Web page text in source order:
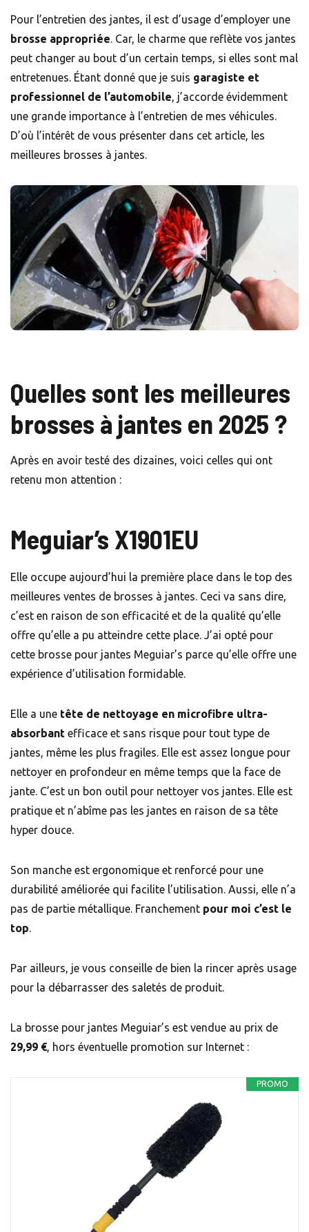
Pour l’entretien des jantes, il est d’usage d’employer une
brosse appropriée. Car, le charme que reflète vos jantes
peut changer au bout d’un certain temps, si elles sont mal
entretenues. Étant donné que je suis garagiste et
professionnel de l’automobile, j’accorde évidemment
une grande importance à l’entretien de mes véhicules.
D’où l’intérêt de vous présenter dans cet article, les
meilleures brosses à jantes.
Quelles sont les meilleures
brosses à jantes en 2025 ?
Après en avoir testé des dizaines, voici celles qui ont
retenu mon attention :
Meguiar’s X1901EU
Elle occupe aujourd’hui la première place dans le top des
meilleures ventes de brosses à jantes. Ceci va sans dire,
c’est en raison de son efficacité et de la qualité qu’elle
offre qu’elle a pu atteindre cette place. J’ai opté pour
cette brosse pour jantes Meguiar’s parce qu’elle offre une
expérience d’utilisation formidable.
Elle a une tête de nettoyage en microfibre ultra-
absorbant efficace et sans risque pour tout type de
jantes, même les plus fragiles. Elle est assez longue pour
nettoyer en profondeur en même temps que la face de
jante. C’est un bon outil pour nettoyer vos jantes. Elle est
pratique et n’abîme pas les jantes en raison de sa tête
hyper douce.
Son manche est ergonomique et renforcé pour une
durabilité améliorée qui facilite l’utilisation. Aussi, elle n’a
pas de partie métallique. Franchement pour moi c’est le
top.
Par ailleurs, je vous conseille de bien la rincer après usage
pour la débarrasser des saletés de produit.
La brosse pour jantes Meguiar’s est vendue au prix de
29,99 €, hors éventuelle promotion sur Internet :
PROMO